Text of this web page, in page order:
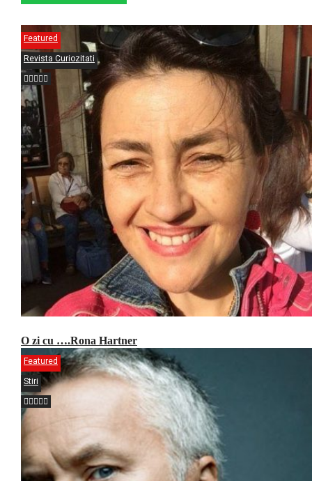
Featured
Revista Curiozitati
O zi cu ….Rona Hartner
Featured
Stiri